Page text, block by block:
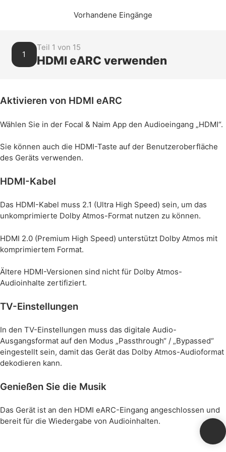
Vorhandene Eingänge
1
Teil 1 von 15
HDMI eARC verwenden
Aktivieren von HDMI eARC
Wählen Sie in der Focal & Naim App den Audioeingang „HDMI“.
Sie können auch die HDMI-Taste auf der Benutzeroberfläche
des Geräts verwenden.
HDMI-Kabel
Das HDMI-Kabel muss 2.1 (Ultra High Speed) sein, um das
unkomprimierte Dolby Atmos-Format nutzen zu können.
HDMI 2.0 (Premium High Speed) unterstützt Dolby Atmos mit
komprimiertem Format.
Ältere HDMI-Versionen sind nicht für Dolby Atmos-
Audioinhalte zertifiziert.
TV-Einstellungen
In den TV-Einstellungen muss das digitale Audio-
Ausgangsformat auf den Modus „Passthrough“ / „Bypassed“
eingestellt sein, damit das Gerät das Dolby Atmos-Audioformat
dekodieren kann.
Genießen Sie die Musik
Das Gerät ist an den HDMI eARC-Eingang angeschlossen und
bereit für die Wiedergabe von Audioinhalten.